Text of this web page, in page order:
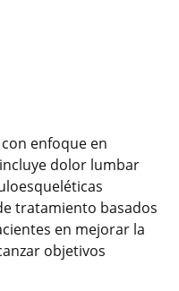
enfoque en
dolor lumbar
tratamiento basados
en mejorar la
objetivos